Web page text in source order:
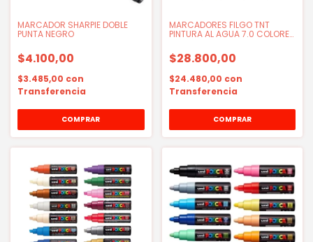
MARCADOR SHARPIE DOBLE
PUNTA NEGRO
$4.100,00
$3.485,00 con
Transferencia
MARCADORES FILGO TNT
PINTURA AL AGUA 7.0 COLORES
$28.800,00
$24.480,00 con
Transferencia